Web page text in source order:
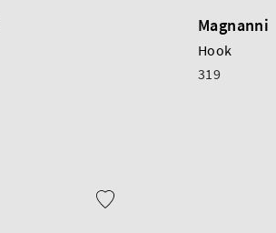
Magnanni
Hook
319